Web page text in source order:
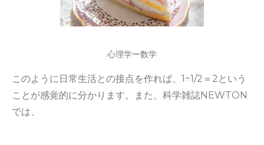
心理学ー数学
このように日常生活との接点を作れば、1÷1/2＝2という
ことが感覚的に分かります。また、科学雑誌NEWTON
では、